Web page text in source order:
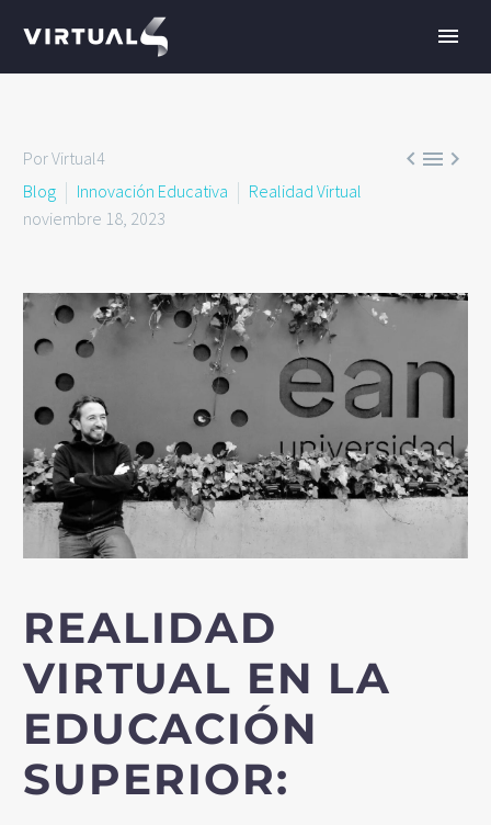
ES

Por Virtual4
Blog
Innovación Educativa
Realidad Virtual
noviembre 18, 2023
REALIDAD
VIRTUAL EN LA
EDUCACIÓN
SUPERIOR: